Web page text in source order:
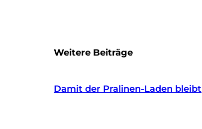
Weitere Beiträge
Damit der Pralinen-Laden bleibt